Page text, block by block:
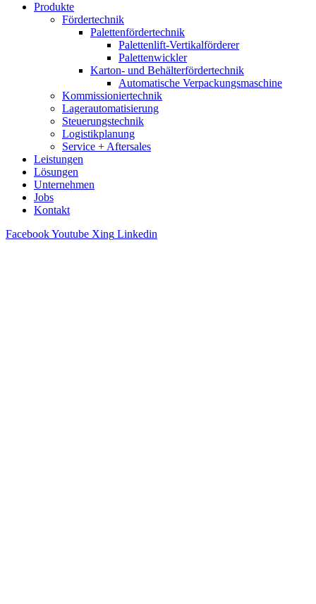
Produkte
Fördertechnik
Palettenfördertechnik
Palettenlift-Vertikalförderer
Palettenwickler
Karton- und Behälterfördertechnik
Automatische Verpackungsmaschine
Kommissioniertechnik
Lagerautomatisierung
Steuerungstechnik
Logistikplanung
Service + Aftersales
Leistungen
Lösungen
Unternehmen
Jobs
Kontakt
FacebookYoutube Xing Linkedin